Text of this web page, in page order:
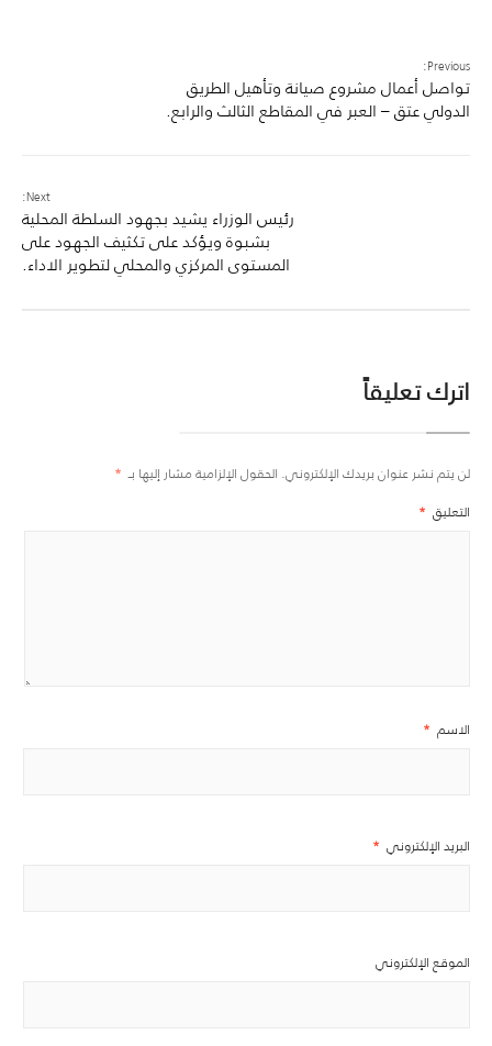
Previous:
تواصل أعمال مشروع صيانة وتأهيل الطريق
الدولي عتق – العبر في المقاطع الثالث والرابع.
Next:
رئيس الوزراء يشيد بجهود السلطة المحلية
بشبوة ويؤكد على تكثيف الجهود على
المستوى المركزي والمحلي لتطوير الاداء.
اترك تعليقاً
لن يتم نشر عنوان بريدك الإلكتروني. الحقول الإلزامية مشار إليها بـ *
التعليق *
الاسم *
البريد الإلكتروني *
الموقع الإلكتروني